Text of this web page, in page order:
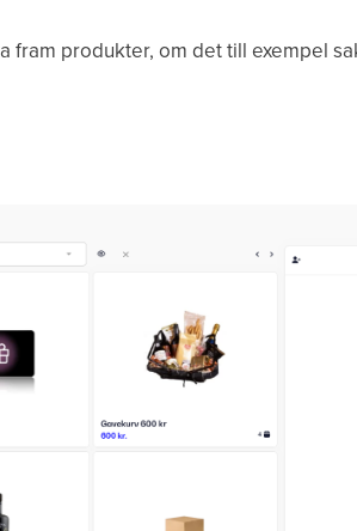
fram produkter, om det till exempel